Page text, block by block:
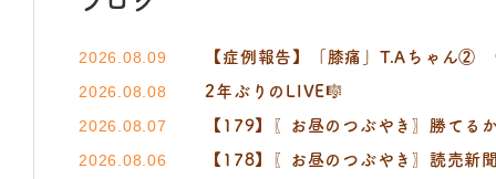
2026.08.09 【症例報告】「膝痛」T.Aちゃ
2026.08.08 2年ぶりのLIVE🎼
2026.08.07 【179】〖お昼のつぶやき〗勝て
2026.08.06 【178】〖お昼のつぶやき〗読売新聞 小